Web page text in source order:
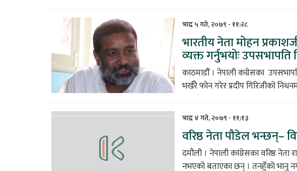
भाद्र ५ गते, २०७९ - ११:२८
भारतीय नेता मोहन
व्यक्त गर्नुभयोः उपसभापति
काठमाडौँ । नेपाली कग्रेसका
भर्खरै फोन गरेर प्रदीप गिरिजीको
भाद्र ४ गते, २०७९ - ११:१३
वरिष्ठ नेता पौडेल
दमौली । नेपाली कांग्रेसका वरिष्ठ
नभएको बताएका छन् । तनहुँको भानु